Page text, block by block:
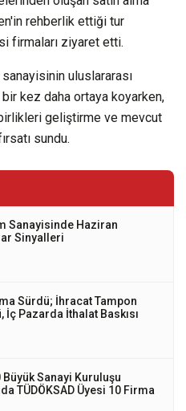
rehberlik ettiği tur
firmaları ziyaret etti.
uluslararası
kez daha ortaya koyarken,
geliştirme ve mevcut
sundu.
Sanayisinde Haziran
Sinyalleri
Sürdü; İhracat Tampon
İç Pazarda İthalat Baskısı
Büyük Sanayi Kuruluşu
TÜDÖKSAD Üyesi 10 Firma